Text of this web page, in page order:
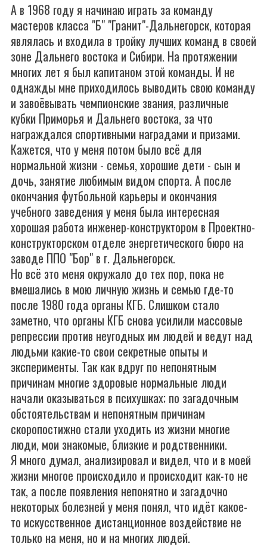
А в 1968 году я начинаю играть за команду
мастеров класса "Б" "Гранит"-Дальнегорск, которая
являлась и входила в тройку лучших команд в своей
зоне Дальнего востока и Сибири. На протяжении
многих лет я был капитаном этой команды. И не
однажды мне приходилось выводить свою команду
и завоёвывать чемпионские звания, различные
кубки Приморья и Дальнего востока, за что
награждался спортивными наградами и призами.
Кажется, что у меня потом было всё для
нормальной жизни - семья, хорошие дети - сын и
дочь, занятие любимым видом спорта. А после
окончания футбольной карьеры и окончания
учебного заведения у меня была интересная
хорошая работа инженер-конструктором в Проектно-
конструкторском отделе энергетического бюро на
заводе ППО "Бор" в г. Дальнегорск.
Но всё это меня окружало до тех пор, пока не
вмешались в мою личную жизнь и семью где-то
после 1980 года органы КГБ. Слишком стало
заметно, что органы КГБ снова усилили массовые
репрессии против неугодных им людей и ведут над
людьми какие-то свои секретные опыты и
эксперименты. Так как вдруг по непонятным
причинам многие здоровые нормальные люди
начали оказываться в психушках; по загадочным
обстоятельствам и непонятным причинам
скоропостижно стали уходить из жизни многие
люди, мои знакомые, близкие и родственники.
Я много думал, анализировал и видел, что и в моей
жизни многое происходило и происходит как-то не
так, а после появления непонятно и загадочно
некоторых болезней у меня понял, что идёт какое-
то искусственное дистанционное воздействие не
только на меня, но и на многих людей.